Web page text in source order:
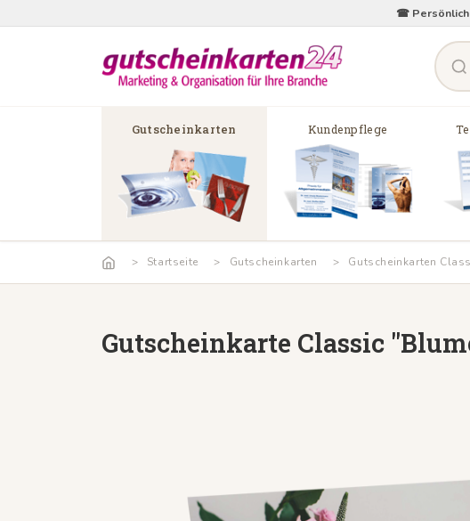
☎
Gutscheinkarten Kundenpflege
Startseite Gutscheinkarten Gutscheinkarten
Gutscheinkarte Classic